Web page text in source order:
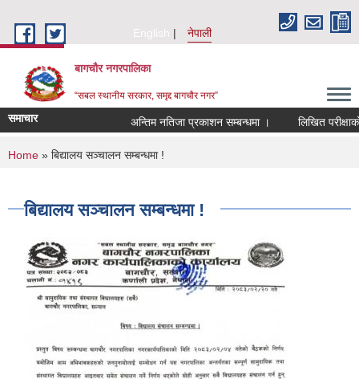
English
नेपाली
बागचौर नगरपालिका
“सबल स्थानीय सरकार, समृद्द बागचौर नगर”
समाचार अन्तिम नतिजा प्रकाशन सम्बन्धमा । लिखित
You are here
Home » बिद्यालय सञ्चालन सम्बन्धमा !
बिद्यालय सञ्चालन सम्बन्धमा !